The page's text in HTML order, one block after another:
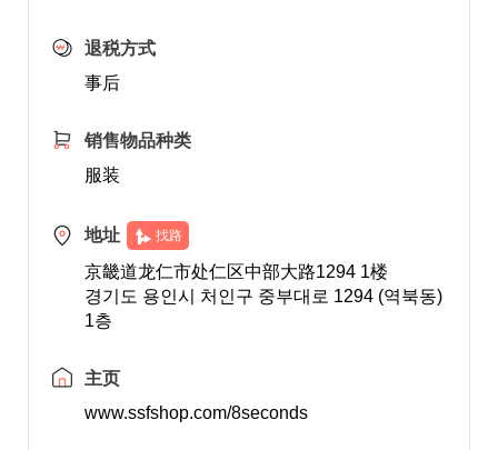
退税方式
事后
销售物品种类
服装
地址 找路
京畿道龙仁市处仁区中部大路1294 1楼
경기도 용인시 처인구 중부대로 1294 (역북동)
1층
主页
www.ssfshop.com/8seconds